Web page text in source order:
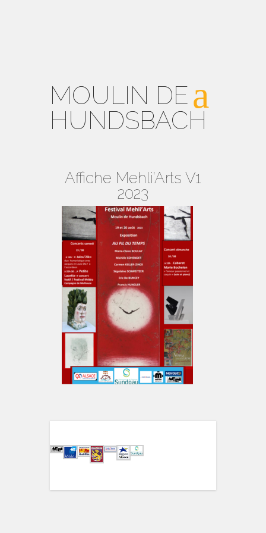
MOULIN DE
HUNDSBACH
Affiche Mehli’Arts V1
2023